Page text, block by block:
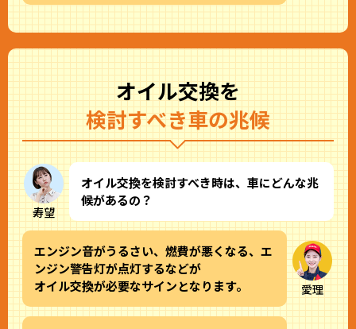
オイル交換を
検討すべき車の兆候
寿望
オイル交換を検討すべき時は、車にどんな兆
候があるの？
愛理
エンジン音がうるさい、燃費が悪くなる、エ
ンジン警告灯が点灯するなどが
オイル交換が必要なサインとなります。